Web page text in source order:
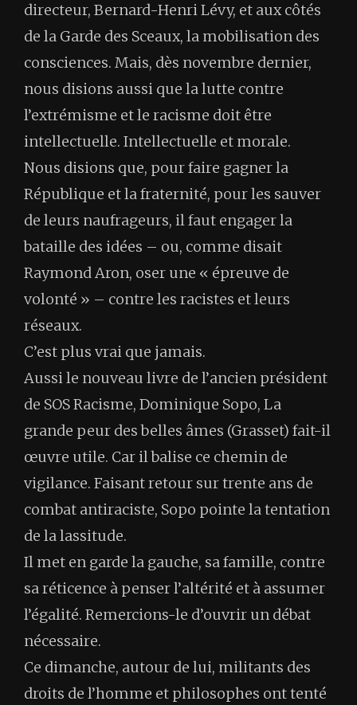
directeur, Bernard-Henri Lévy, et aux côtés
de la Garde des Sceaux, la mobilisation des
consciences. Mais, dès novembre dernier,
nous disions aussi que la lutte contre
l’extrémisme et le racisme doit être
intellectuelle. Intellectuelle et morale.
Nous disions que, pour faire gagner la
République et la fraternité, pour les sauver
de leurs naufrageurs, il faut engager la
bataille des idées – ou, comme disait
Raymond Aron, oser une « épreuve de
volonté » – contre les racistes et leurs
réseaux.
C’est plus vrai que jamais.
Aussi le nouveau livre de l’ancien président
de SOS Racisme, Dominique Sopo, La
grande peur des belles âmes (Grasset) fait-il
œuvre utile. Car il balise ce chemin de
vigilance. Faisant retour sur trente ans de
combat antiraciste, Sopo pointe la tentation
de la lassitude.
Il met en garde la gauche, sa famille, contre
sa réticence à penser l’altérité et à assumer
l’égalité. Remercions-le d’ouvrir un débat
nécessaire.
Ce dimanche, autour de lui, militants des
droits de l’homme et philosophes ont tenté